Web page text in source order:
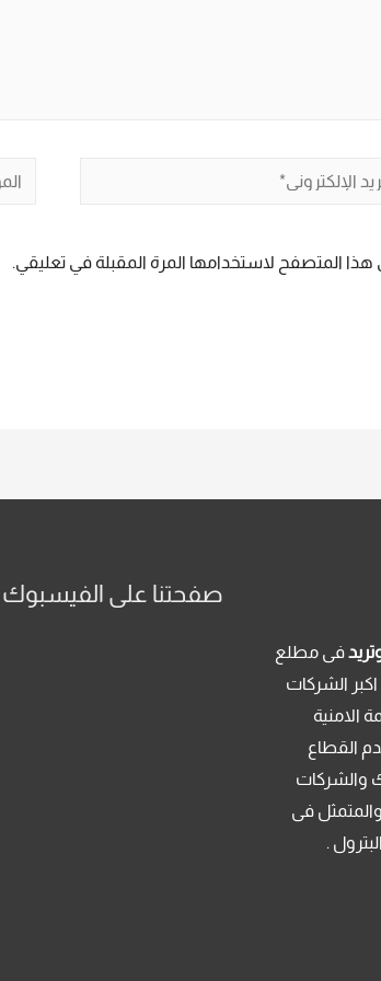
هذا المتصفح لاستخدامها المرة المقبلة في تعليقي.
فى مطلع
اكبر الشركات
الامنية
القطاع
والشركات
فى
.
صفحتنا على الفيسبوك